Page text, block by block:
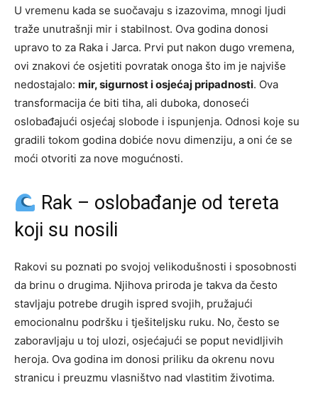
U vremenu kada se suočavaju s izazovima, mnogi ljudi
traže unutrašnji mir i stabilnost. Ova godina donosi
upravo to za Raka i Jarca. Prvi put nakon dugo vremena,
ovi znakovi će osjetiti povratak onoga što im je najviše
nedostajalo: mir, sigurnost i osjećaj pripadnosti. Ova
transformacija će biti tiha, ali duboka, donoseći
oslobađajući osjećaj slobode i ispunjenja. Odnosi koje su
gradili tokom godina dobiće novu dimenziju, a oni će se
moći otvoriti za nove mogućnosti.
Rak – oslobađanje od tereta
koji su nosili
Rakovi su poznati po svojoj velikodušnosti i sposobnosti
da brinu o drugima. Njihova priroda je takva da često
stavljaju potrebe drugih ispred svojih, pružajući
emocionalnu podršku i tješiteljsku ruku. No, često se
zaboravljaju u toj ulozi, osjećajući se poput nevidljivih
heroja. Ova godina im donosi priliku da okrenu novu
stranicu i preuzmu vlasništvo nad vlastitim životima.